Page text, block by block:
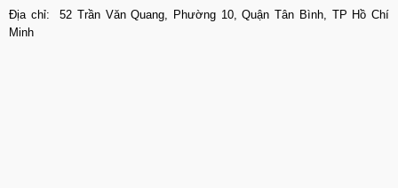
Địa chỉ: 52 Trần Văn Quang, Phường 10, Quận Tân Bình, TP Hồ Chí
Minh